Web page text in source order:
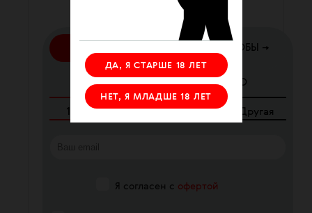
ДА, Я СТАРШЕ 18 ЛЕТ
НЕТ, Я МЛАДШЕ 18 ЛЕТ
ДРУГИЕ СПОСОБЫ →
ЕЖЕМЕСЯЧНО РАЗОВО
100 250₽ 340₽ Другая
Я согласен с офертой